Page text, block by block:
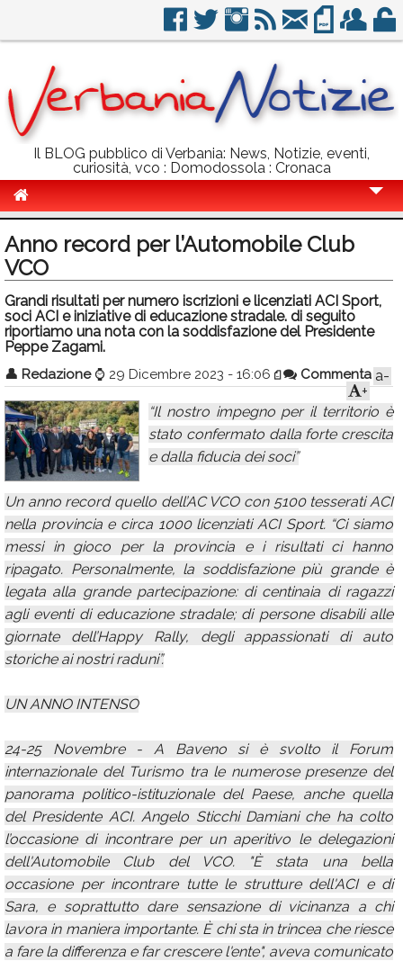
Il BLOG pubblico di Verbania: News, Notizie, eventi,
curiosità, vco : Domodossola : Cronaca
Politica
Sport
Eventi
Calendario
Annunci
Anno record per l’Automobile Club
VCO
Grandi risultati per numero iscrizioni e licenziati ACI Sport,
soci ACI e iniziative di educazione stradale. di seguito
riportiamo una nota con la soddisfazione del Presidente
Peppe Zagami.
👤 Redazione ⌚ 29 Dicembre 2023 - 16:06 Commenta a-
+
“Il nostro impegno per il territorio è
stato confermato dalla forte crescita
e dalla fiducia dei soci”
Un anno record quello dell’AC VCO con 5100 tesserati ACI
nella provincia e circa 1000 licenziati ACI Sport. “Ci siamo
messi in gioco per la provincia e i risultati ci hanno
ripagato. Personalmente, la soddisfazione più grande è
legata alla grande partecipazione: di centinaia di ragazzi
agli eventi di educazione stradale; di persone disabili alle
giornate dell’Happy Rally, degli appassionati di auto
storiche ai nostri raduni”.
UN ANNO INTENSO
24-25 Novembre - A Baveno si è svolto il Forum
internazionale del Turismo tra le numerose presenze del
panorama politico-istituzionale del Paese, anche quella
del Presidente ACI. Angelo Sticchi Damiani che ha colto
l’occasione di incontrare per un aperitivo le delegazioni
dell'Automobile Club del VCO. "È stata una bella
occasione per incontrare tutte le strutture dell'ACI e di
Sara, e soprattutto dare sensazione di vicinanza a chi
lavora in maniera importante. È chi sta in trincea che riesce
a fare la differenza e far crescere l'ente", aveva comunicato